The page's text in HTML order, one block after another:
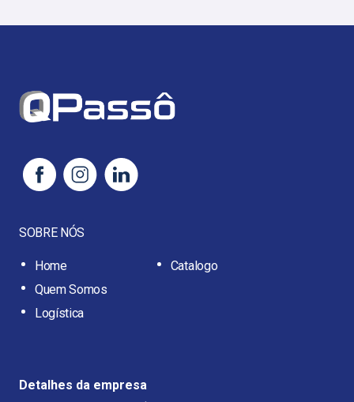
SOBRE NÓS
Home
Quem Somos
Logística
Catalogo
Detalhes da empresa